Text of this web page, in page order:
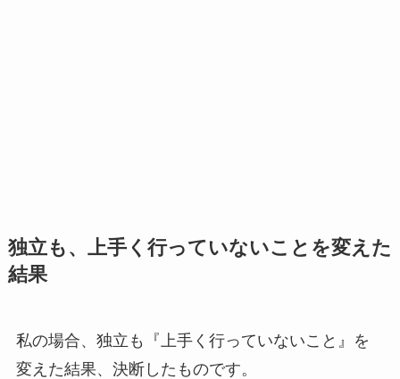
独立も、上手く行っていないことを変えた
結果
私の場合、独立も『上手く行っていないこと』を
変えた結果、決断したものです。